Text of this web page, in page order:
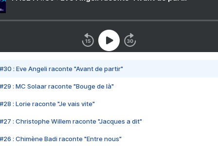
#30 : Eve Angeli raconte "Avant de partir"
#29 : MC Solaar raconte "Bouge de là"
#28 : Lorie raconte "Je vais vite"
#27 : Christophe Willem raconte "Jacques a dit"
#26 : Chimène Badi raconte "Entre nous"